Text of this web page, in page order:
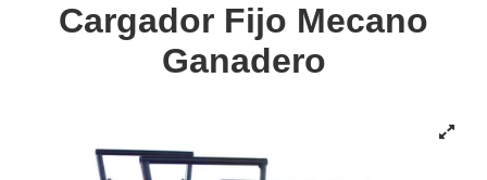
Cargador Fijo Mecano
Ganadero